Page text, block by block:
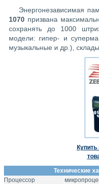
Энергонезависимая
1070 призвана
сохранять до 1000
модели: гипер- и
музыкальные и др.),
Технические
Процессор